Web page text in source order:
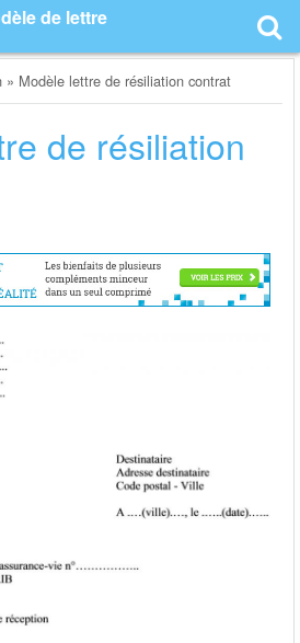
de lettre
» Modèle lettre de résiliation contrat
de résiliation